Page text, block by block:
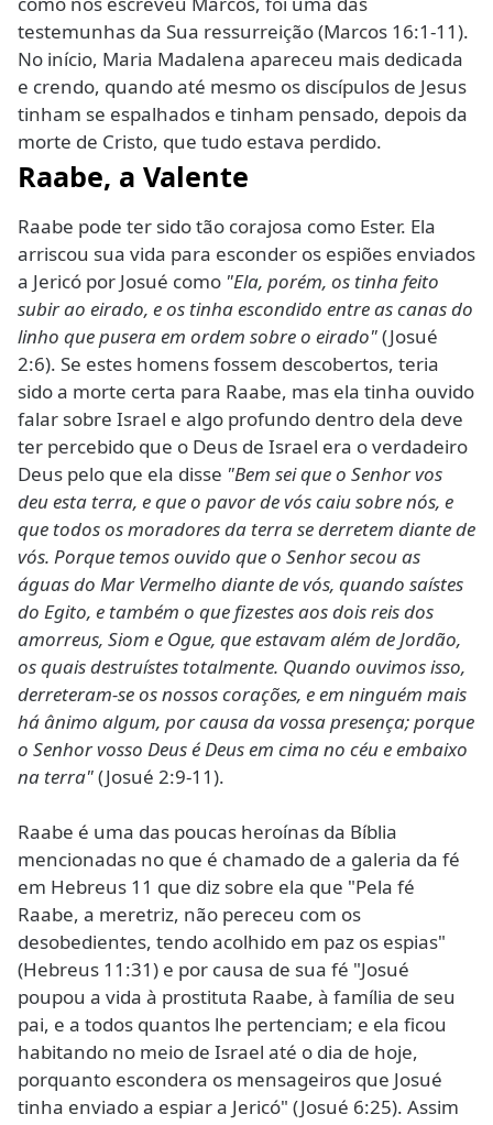
testemunhas da Sua ressurreição (Marcos 16:1-11).
No início, Maria Madalena apareceu mais dedicada
e crendo, quando até mesmo os discípulos de Jesus
tinham se espalhados e tinham pensado, depois da
morte de Cristo, que tudo estava perdido.
Raabe, a Valente
Raabe pode ter sido tão corajosa como Ester. Ela
arriscou sua vida para esconder os espiões enviados
a Jericó por Josué como "Ela, porém, os tinha feito
subir ao eirado, e os tinha escondido entre as canas do
linho que pusera em ordem sobre o eirado"(Josué
2:6). Se estes homens fossem descobertos, teria
sido a morte certa para Raabe, mas ela tinha ouvido
falar sobre Israel e algo profundo dentro dela deve
ter percebido que o Deus de Israel era o verdadeiro
Deus pelo que ela disse "Bem sei que o Senhor vos
deu esta terra, e que o pavor de vós caiu sobre nós, e
que todos os moradores da terra se derretem diante de
vós. Porque temos ouvido que o Senhor secou as
águas do Mar Vermelho diante de vós, quando saístes
do Egito, e também o que fizestes aos dois reis dos
amorreus, Siom e Ogue, que estavam além de Jordão,
os quais destruístes totalmente. Quando ouvimos isso,
derreteram-se os nossos corações, e em ninguém mais
há ânimo algum, por causa da vossa presença; porque
o Senhor vosso Deus é Deus em cima no céu e embaixo
na terra"(Josué 2:9-11).
Raabe é uma das poucas heroínas da Bíblia
mencionadas no que é chamado de a galeria da fé
em Hebreus 11 que diz sobre ela que "Pela fé
Raabe, a meretriz, não pereceu com os
desobedientes, tendo acolhido em paz os espias"
(Hebreus 11:31) e por causa de sua fé "Josué
poupou a vida à prostituta Raabe, à família de seu
pai, e a todos quantos lhe pertenciam; e ela ficou
habitando no meio de Israel até o dia de hoje,
porquanto escondera os mensageiros que Josué
tinha enviado a espiar a Jericó" (Josué 6:25). Assim